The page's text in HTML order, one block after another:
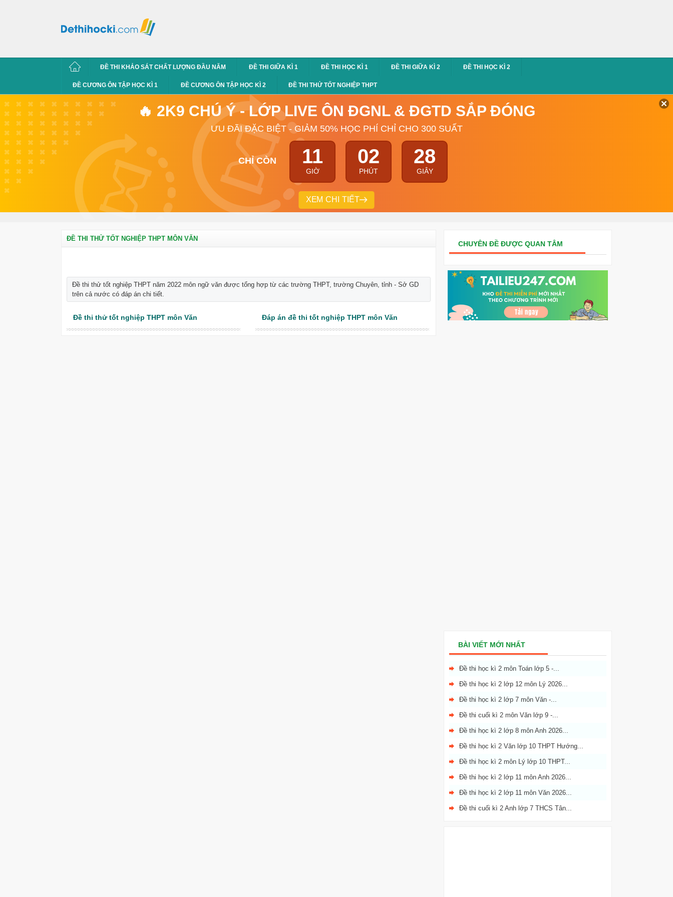
ĐỀ THI KHẢO SÁT CHẤT LƯỢNG ĐẦU NĂM ĐỀ THI GIỮA KÌ 1 ĐỀ THI HỌC KÌ 1 ĐỀ THI GIỮA KÌ 2 ĐỀ THI HỌC KÌ 2
ĐỀ CƯƠNG ÔN TẬP HỌC KÌ 1 ĐỀ CƯƠNG ÔN TẬP HỌC KÌ 2 ĐỀ THI THỬ TỐT NGHIỆP THPT
🔥 2K9 CHÚ Ý - LỚP LIVE ÔN ĐGNL & ĐGTD SẮP ĐÓNG
ƯU ĐÃI ĐẶC BIỆT - GIẢM 50% HỌC PHÍ CHỈ CHO 300 SUẤT
CHỈ CÒN 11
GIỜ
02
PHÚT
27
GIÂY
XEM CHI TIẾT
ĐỀ THI THỬ TỐT NGHIỆP THPT MÔN VĂN
Đề thi thử tốt nghiệp THPT năm 2022 môn ngữ văn được tổng hợp từ các trường THPT, trường Chuyên, tỉnh - Sở GD
trên cả nước có đáp án chi tiết.
Đề thi thử tốt nghiệp THPT môn Văn Đáp án đề thi tốt nghiệp THPT môn Văn
CHUYÊN ĐỀ ĐƯỢC QUAN TÂM
BÀI VIẾT MỚI NHẤT
Đề thi học kì 2 môn Toán lớp 5 -...
Đề thi học kì 2 lớp 12 môn Lý 2026...
Đề thi học kì 2 lớp 7 môn Văn -...
Đề thi cuối kì 2 môn Văn lớp 9 -...
Đề thi học kì 2 lớp 8 môn Anh 2026...
Đề thi học kì 2 Văn lớp 10 THPT Hướng...
Đề thi học kì 2 môn Lý lớp 10 THPT...
Đề thi học kì 2 lớp 11 môn Anh 2026...
Đề thi học kì 2 lớp 11 môn Văn 2026...
Đề thi cuối kì 2 Anh lớp 7 THCS Tân...